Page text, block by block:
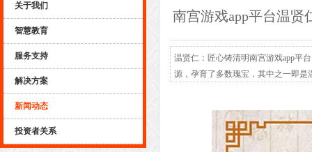
南宫游戏app平台温贤
温贤仁：匠心铸清明南宫游戏app平
源，孕育了多数瑰宝，其中之一即
款，孕育了山药、地黄、...
关于我们
智慧教育
服务支持
解决方案
新闻动态
投资者关系